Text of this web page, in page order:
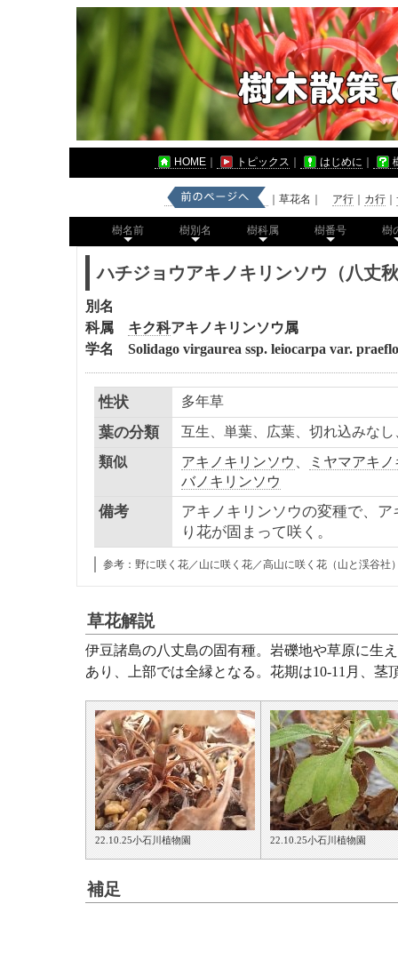
HOME トピックス はじめに
｜草花名｜ ア行 カ行
樹名前 樹別名 樹科属 樹番号 樹
ハチジョウアキノキリンソウ（八丈
別名
科属 キク科アキノキリンソウ属
学名 Solidago virgaurea ssp. leiocarpa var.
性状 多年草
葉の分類
互生、単葉、広葉、切れ込みな
類似
アキノキリンソウ
ミヤマアキ
バノキリンソウ
備考
アキノキリンソウの変種で、
り花が固まって咲く。
参考：野に咲く花／山に咲く花／高山に咲く花（山と渓谷社
草花解説
伊豆諸島の八丈島の固有種。岩礫地や草原に生
あり、上部では全縁となる。花期は10-11月、
22.10.25小石川植物園 22.10.25小石川植物園
補足